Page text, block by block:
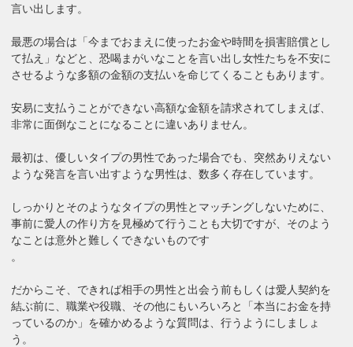
言い出します。
最悪の場合は「今までおまえに使ったお金や時間を損害賠償とし
て払え」などと、恐喝まがいなことを言い出し女性たちを不安に
させるような多額の金額の支払いを命じてくることもあります。
安易に支払うことができない高額な金額を請求されてしまえば、
非常に面倒なことになることに違いありません。
最初は、優しいタイプの男性であった場合でも、突然ありえない
ような発言を言い出すような男性は、数多く存在しています。
しっかりとそのようなタイプの男性とマッチングしないために、
事前に愛人の作り方を見極めて行うことも大切ですが、そのよう
なことは意外と難しくできないものです
。
だからこそ、できれば相手の男性と出会う前もしくは愛人契約を
結ぶ前に、職業や役職、その他にもいろいろと「本当にお金を持
っているのか」を確かめるような質問は、行うようにしましょ
う。